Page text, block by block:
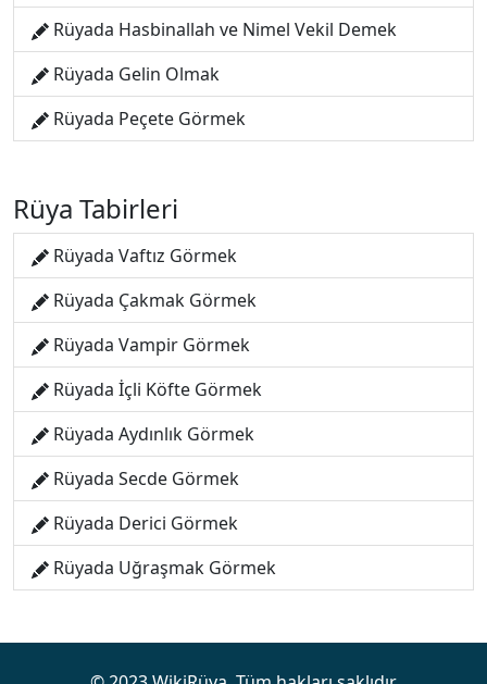
Rüyada Hasbinallah ve Nimel Vekil Demek
Rüyada Gelin Olmak
Rüyada Peçete Görmek
Rüya Tabirleri
Rüyada Vaftız Görmek
Rüyada Çakmak Görmek
Rüyada Vampir Görmek
Rüyada İçli Köfte Görmek
Rüyada Aydınlık Görmek
Rüyada Secde Görmek
Rüyada Derici Görmek
Rüyada Uğraşmak Görmek